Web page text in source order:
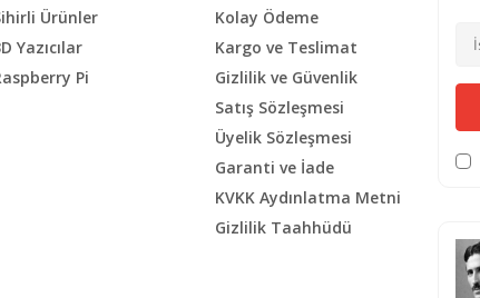
Ürünler
Yazıcılar
Pi
Kolay Ödeme
Kargo ve Teslimat
Gizlilik ve Güvenlik
Satış Sözleşmesi
Üyelik Sözleşmesi
Garanti ve İade
KVKK Aydınlatma Metni
Gizlilik Taahhüdü